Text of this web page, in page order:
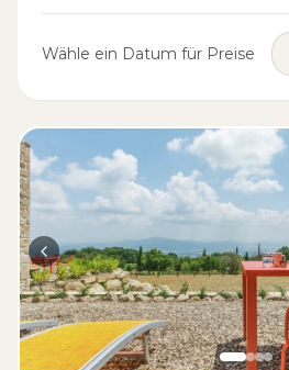
Wähle ein Datum für Preise